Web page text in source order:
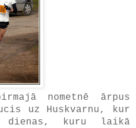
nometnē ārpus
uz Huskvarnu, kur
kuru laikā